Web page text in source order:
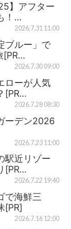
】アフター
！…
2026.7.31 11:00
ブルー」で
[PR…
2026.7.30 09:00
ローが人気
[PR…
2026.7.28 08:30
ーデン2026
2026.7.23 11:00
駅近リゾー
[PR…
2026.7.22 19:40
で海鮮三
[PR]
2026.7.16 12:00